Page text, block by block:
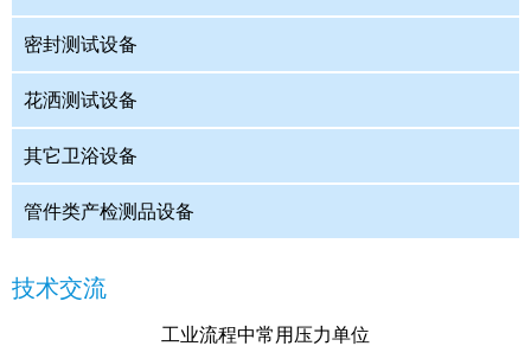
密封测试设备
花洒测试设备
其它卫浴设备
管件类产检测品设备
技术交流
工业流程中常用压力单位